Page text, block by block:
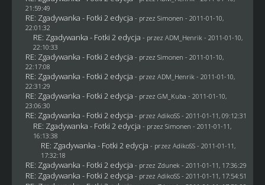
21:59:49
RE: Zgadywanka - Fotki 2 edycja - przez Simonen - 2011-01-10,
22:01:32
RE: Zgadywanka - Fotki 2 edycja - przez ADM_Henrik- 2011-01-10,
22:10:33
RE: Zgadywanka - Fotki 2 edycja - przez Simonen - 2011-01-10,
22:17:08
RE: Zgadywanka - Fotki 2 edycja - przez ADM_Henrik- 2011-01-10,
22:31:29
RE: Zgadywanka - Fotki 2 edycja - przez GM_Kuba - 2011-01-10,
23:06:30
RE: Zgadywanka - Fotki 2 edycja - przez AdikoSS - 2011-01-11, 09:12:31
RE: Zgadywanka - Fotki 2 edycja - przez Simonen - 2011-01-11,
16:13:38
RE: Zgadywanka - Fotki 2 edycja - przez AdikoSS - 2011-01-11,
17:32:18
RE: Zgadywanka - Fotki 2 edycja - przez Zdunek- 2011-01-11, 17:36:29
RE: Zgadywanka - Fotki 2 edycja - przez AdikoSS - 2011-01-11, 17:54:51